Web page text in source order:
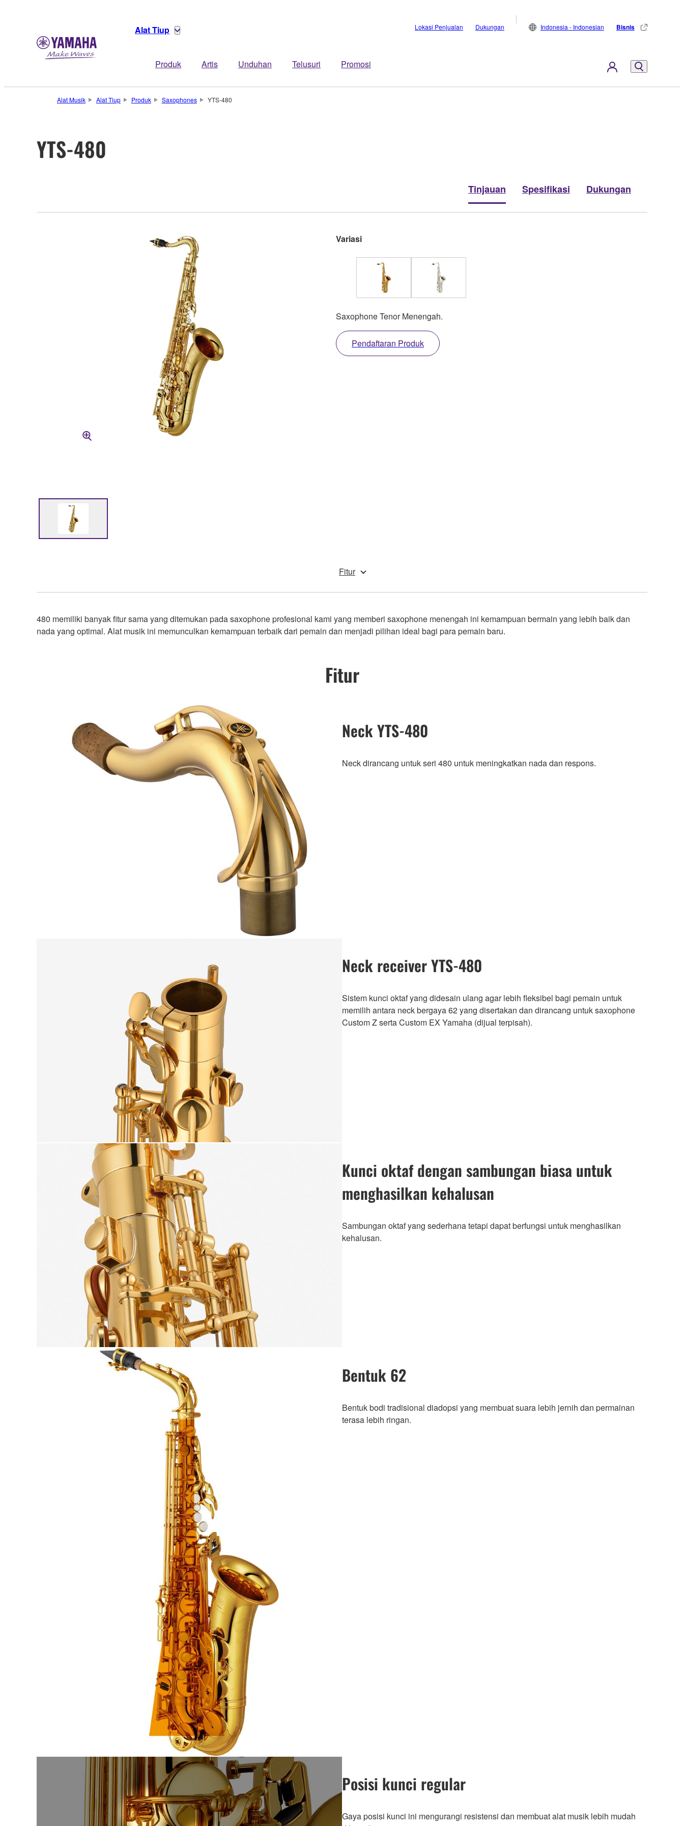
Alat Tiup
Produk Artis Unduhan Telusuri Promosi
Lokasi Penjualan Dukungan Indonesia - Indonesian Bisnis
Alat Musik Alat Tiup Produk Saxophones YTS-480
YTS-480
Tinjauan Spesifikasi Dukungan
Variasi
Saxophone Tenor Menengah.
Pendaftaran Produk
Fitur
480 memiliki banyak fitur sama yang ditemukan pada saxophone profesional kami yang memberi saxophone menengah ini kemampuan bermain yang lebih baik dan
nada yang optimal. Alat musik ini memunculkan kemampuan terbaik dari pemain dan menjadi pilihan ideal bagi para pemain baru.
Fitur
Neck YTS-480
Neck dirancang untuk seri 480 untuk meningkatkan nada dan respons.
Neck receiver YTS-480
Sistem kunci oktaf yang didesain ulang agar lebih fleksibel bagi pemain untuk
memilih antara neck bergaya 62 yang disertakan dan dirancang untuk saxophone
Custom Z serta Custom EX Yamaha (dijual terpisah).
Kunci oktaf dengan sambungan biasa untuk
menghasilkan kehalusan
Sambungan oktaf yang sederhana tetapi dapat berfungsi untuk menghasilkan
kehalusan.
Bentuk 62
Bentuk bodi tradisional diadopsi yang membuat suara lebih jernih dan permainan
terasa lebih ringan.
Posisi kunci regular
Gaya posisi kunci ini mengurangi resistensi dan membuat alat musik lebih mudah